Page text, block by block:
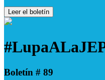
Leer el boletín
Boletín # 89